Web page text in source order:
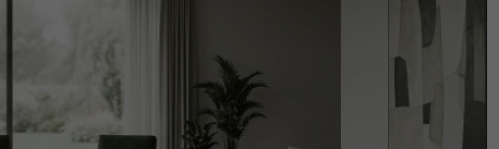
PARQUET EN BOIS
PARQUET VIEILLI
FUMÉ